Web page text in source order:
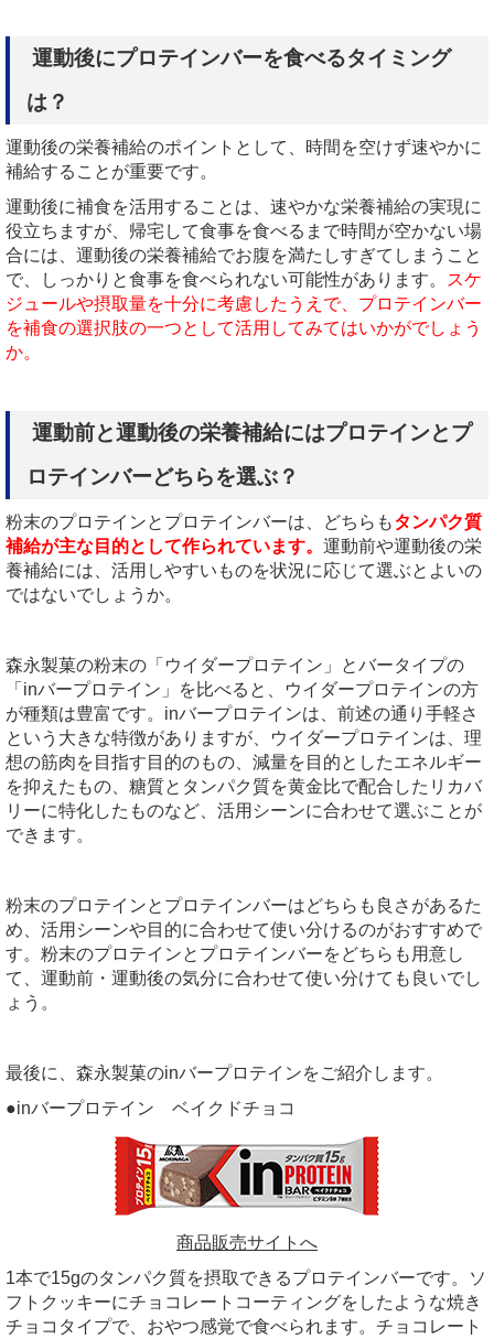
運動後にプロテインバーを食べるタイミング
は？
運動後の栄養補給のポイントとして、時間を空けず速やかに
補給することが重要です。
運動後に補食を活用することは、速やかな栄養補給の実現に
役立ちますが、帰宅して食事を食べるまで時間が空かない場
合には、運動後の栄養補給でお腹を満たしすぎてしまうこと
で、しっかりと食事を食べられない可能性があります。
スケ
ジュールや摂取量を十分に考慮したうえで、プロテインバー
を補食の選択肢の一つとして活用してみてはいかがでしょう
か。
運動前と運動後の栄養補給にはプロテインとプ
ロテインバーどちらを選ぶ？
粉末のプロテインとプロテインバーは、どちらもタンパク質
補給が主な目的として作られています。 運動前や運動後の栄
養補給には、活用しやすいものを状況に応じて選ぶとよいの
ではないでしょうか。
森永製菓の粉末の「ウイダープロテイン」とバータイプの
「inバープロテイン」を比べると、ウイダープロテインの方
が種類は豊富です。inバープロテインは、前述の通り手軽さ
という大きな特徴がありますが、ウイダープロテインは、理
想の筋肉を目指す目的のもの、減量を目的としたエネルギー
を抑えたもの、糖質とタンパク質を黄金比で配合したリカバ
リーに特化したものなど、活用シーンに合わせて選ぶことが
できます。
粉末のプロテインとプロテインバーはどちらも良さがあるた
め、活用シーンや目的に合わせて使い分けるのがおすすめで
す。粉末のプロテインとプロテインバーをどちらも用意し
て、運動前・運動後の気分に合わせて使い分けても良いでし
ょう。
最後に、森永製菓のinバープロテインをご紹介します。
●inバープロテイン ベイクドチョコ
商品販売サイトへ
1本で15gのタンパク質を摂取できるプロテインバーです。ソ
フトクッキーにチョコレートコーティングをしたような焼き
チョコタイプで、おやつ感覚で食べられます。チョコレート